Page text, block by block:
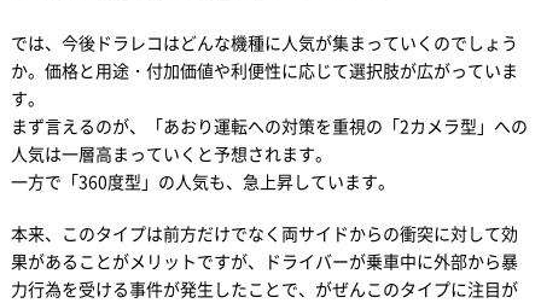
では、今後ドラレコはどんな機種に人気が集まっていくのでしょう
か。価格と用途・付加価値や利便性に応じて選択肢が広がっていま
す。
まず言えるのが、「あおり運転への対策を重視の「2カメラ型」への
人気は一層高まっていくと予想されます。
一方で「360度型」の人気も、急上昇しています。
本来、このタイプは前方だけでなく両サイドからの衝突に対して効
果があることがメリットですが、ドライバーが乗車中に外部から暴
力行為を受ける事件が発生したことで、がぜんこのタイプに注目が